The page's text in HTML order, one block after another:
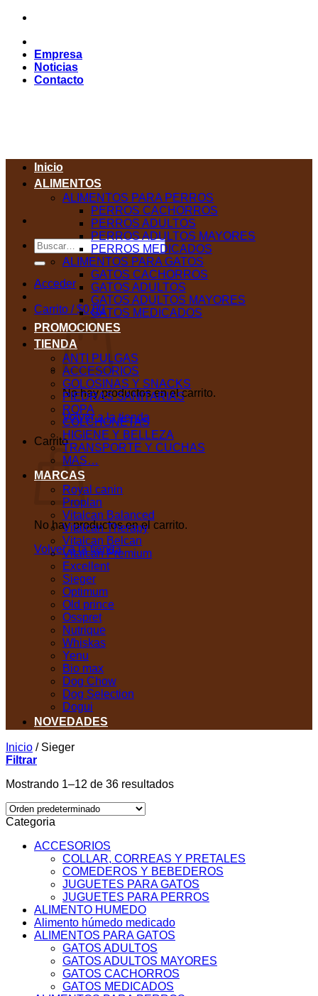
Saltar
contenido
Empresa
Noticias
Contacto
Buscar
por:
Acceder
Carrito /$0,00
No hay productos en el carrito.
Volver a la tienda
Carrito
No hay productos en el carrito.
Volver a la tienda
Inicio
ALIMENTOS
ALIMENTOS PARA PERROS
PERROS CACHORROS
PERROS ADULTOS
PERROS ADULTOS MAYORES
PERROS MEDICADOS
ALIMENTOS PARA GATOS
GATOS CACHORROS
GATOS ADULTOS
GATOS ADULTOS MAYORES
GATOS MEDICADOS
PROMOCIONES
TIENDA
ANTI PULGAS
ACCESORIOS
GOLOSINAS Y SNACKS
PIEDRAS SANITARIAS
ROPA
COLCHONETAS
HIGIENE Y BELLEZA
TRANSPORTE Y CUCHAS
MAS…
MARCAS
Royal canin
Proplan
Vitalcan Balanced
Vitalcan Therapy
Vitalcan Belcan
Vitalcan Premium
Excellent
Sieger
Optimum
Old prince
Osspret
Nutrique
Whiskas
Yenu
Bio max
Dog Chow
Dog Selection
Dogui
NOVEDADES
Inicio /Sieger
Filtrar
Mostrando 1–12 de 36 resultados
Categoria
ACCESORIOS
COLLAR, CORREAS Y PRETALES
COMEDEROS Y BEBEDEROS
JUGUETES PARA GATOS
JUGUETES PARA PERROS
ALIMENTO HUMEDO
Alimento húmedo medicado
ALIMENTOS PARA GATOS
GATOS ADULTOS
GATOS ADULTOS MAYORES
GATOS CACHORROS
GATOS MEDICADOS